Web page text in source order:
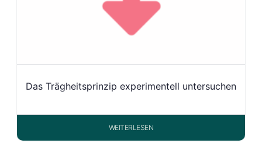
Das Trägheitsprinzip experimentell untersuchen
WEITERLESEN